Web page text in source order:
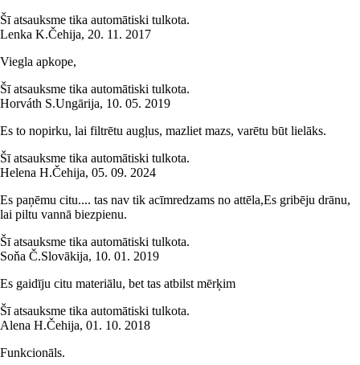
Šī atsauksme tika automātiski tulkota.
Lenka K.Čehija, 20. 11. 2017
Viegla apkope,
Šī atsauksme tika automātiski tulkota.
Horváth S.Ungārija, 10. 05. 2019
Es to nopirku, lai filtrētu augļus, mazliet mazs, varētu būt lielāks.
Šī atsauksme tika automātiski tulkota.
Helena H.Čehija, 05. 09. 2024
Es paņēmu citu.... tas nav tik acīmredzams no attēla,Es gribēju drānu,
lai piltu vannā biezpienu.
Šī atsauksme tika automātiski tulkota.
Soňa Č.Slovākija, 10. 01. 2019
Es gaidīju citu materiālu, bet tas atbilst mērķim
Šī atsauksme tika automātiski tulkota.
Alena H.Čehija, 01. 10. 2018
Funkcionāls.